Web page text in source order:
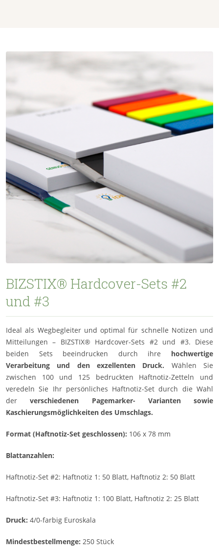
BIZSTIX® Hardcover-Sets #2
und #3
Ideal als Wegbegleiter und optimal für schnelle Notizen und
Mitteilungen – BIZSTIX® Hardcover-Sets #2 und #3. Diese
beiden Sets beeindrucken durch ihre hochwertige
Verarbeitung und den exzellenten Druck. Wählen Sie
zwischen 100 und 125 bedruckten Haftnotiz-Zetteln und
veredeln Sie Ihr persönliches Haftnotiz-Set durch die Wahl
derverschiedenen Pagemarker- Varianten sowie
Kaschierungsmöglichkeiten des Umschlags.
Format (Haftnotiz-Set geschlossen): 106 x 78 mm
Blattanzahlen:
Haftnotiz-Set #2: Haftnotiz 1: 50 Blatt, Haftnotiz 2: 50 Blatt
Haftnotiz-Set #3: Haftnotiz 1: 100 Blatt, Haftnotiz 2: 25 Blatt
Druck: 4/0-farbig Euroskala
Mindestbestellmenge: 250 Stück